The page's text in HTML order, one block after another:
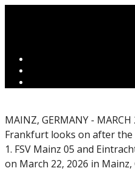
MAINZ, GERMANY -
Frankfurt looks on after the
1. FSV Mainz 05 and
on March 22, 2026 in